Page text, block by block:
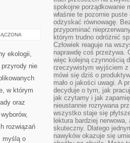
ekologii,
nie
w którym
oraz
rozwiązań
myślą o
spokojne porządkowanie
właśnie te pozornie
odzyskać równowagę.
przypominać
którym trudno odróżnić
Człowiek reaguje na
naprawdę coś przeżywa.
więc kolejną czynnością
rzeczywistym wyjściem
mówi się dziś o
mało o jakości uwagi. A
decyduje o tym, jak
jak czytamy i jak
nieustannie rozrywana
wszystko staje się
lektura bardziej
skuteczny. Dlatego
nawyków okazuje się